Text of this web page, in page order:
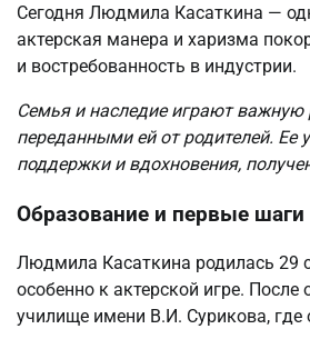
Сегодня Людмила Касаткина —
актерская манера и харизма
и востребованность в индустрии.
Семья и наследие играют
переданными ей от родителей. Ее
поддержки и вдохновения,
Образование и первые шаги
Людмила Касаткина родилась 29
особенно к актерской игре.
училище имени В.И. Сурикова, где